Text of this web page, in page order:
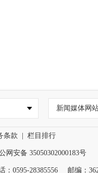
新闻媒体网
条款 栏目排行
网安备 35050302000183号
：0595-28385556 邮编：